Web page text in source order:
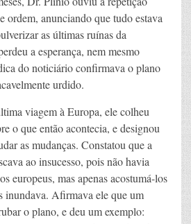
ordem, anunciando que tudo estava
as últimas ruínas da
a esperança, nem mesmo
do noticiário confirmava o plano
urdido.
viagem à Europa, ele colheu
o que então acontecia, e designou
as mudanças. Constatou que a
ao insucesso, pois não havia
europeus, mas apenas acostumá-los
inundava. Afirmava ele que um
o plano, e deu um exemplo: